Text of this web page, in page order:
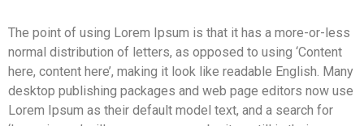
The point of using Lorem Ipsum is that it has a more-or-less
normal distribution of letters, as opposed to using ‘Content
here, content here’, making it look like readable English. Many
desktop publishing packages and web page editors now use
Lorem Ipsum as their default model text, and a search for